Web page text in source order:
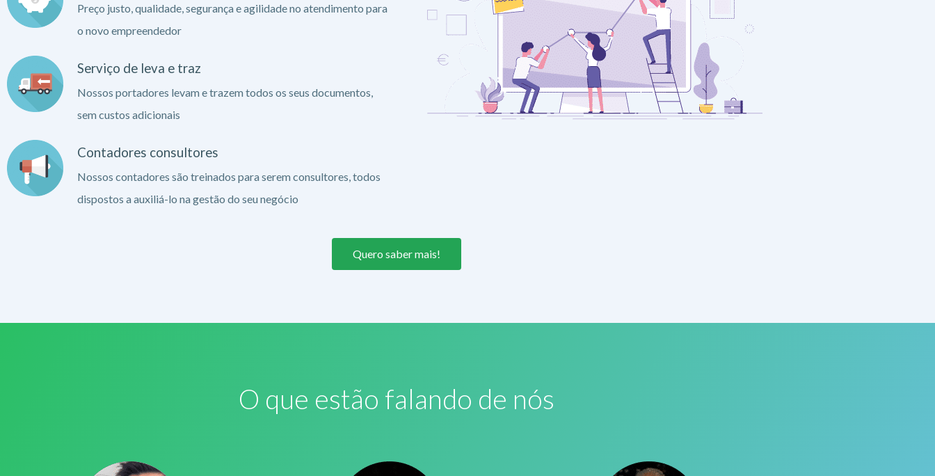
Preço justo, qualidade, segurança e agilidade no atendimento para
o novo empreendedor
Serviço de leva e traz
Nossos portadores levam e trazem todos os seus documentos,
sem custos adicionais
Contadores consultores
Nossos contadores são treinados para serem consultores, todos
dispostos a auxiliá-lo na gestão do seu negócio
Quero saber mais!
O que estão falando de nós